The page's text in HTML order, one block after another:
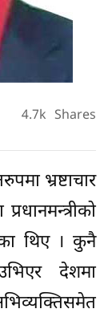
4.7k Shares
भ्रष्टाचार
थिए । कुनै
देशमा